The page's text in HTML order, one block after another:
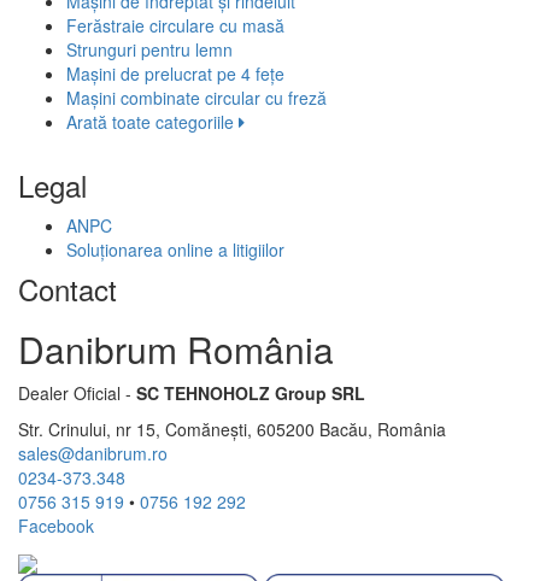
Ferăstraie circulare cu masă
Strunguri pentru lemn
Mașini de prelucrat pe 4 fețe
Mașini combinate circular cu freză
Arată toate categoriile
Legal
ANPC
Soluționarea online a litigiilor
Contact
Danibrum România
Dealer Oficial - SC TEHNOHOLZ Group SRL
Str. Crinului, nr 15, Comănești, 605200 Bacău, România
sales@danibrum.ro
0234-373.348
0756 315 919 • 0756 192 292
Facebook